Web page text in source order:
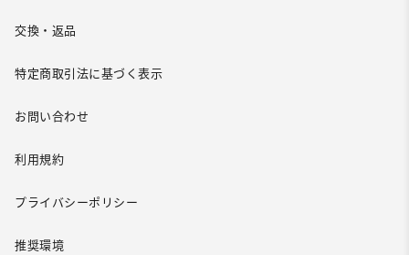
交換・返品
特定商取引法に基づく表示
お問い合わせ
利用規約
プライバシーポリシー
推奨環境